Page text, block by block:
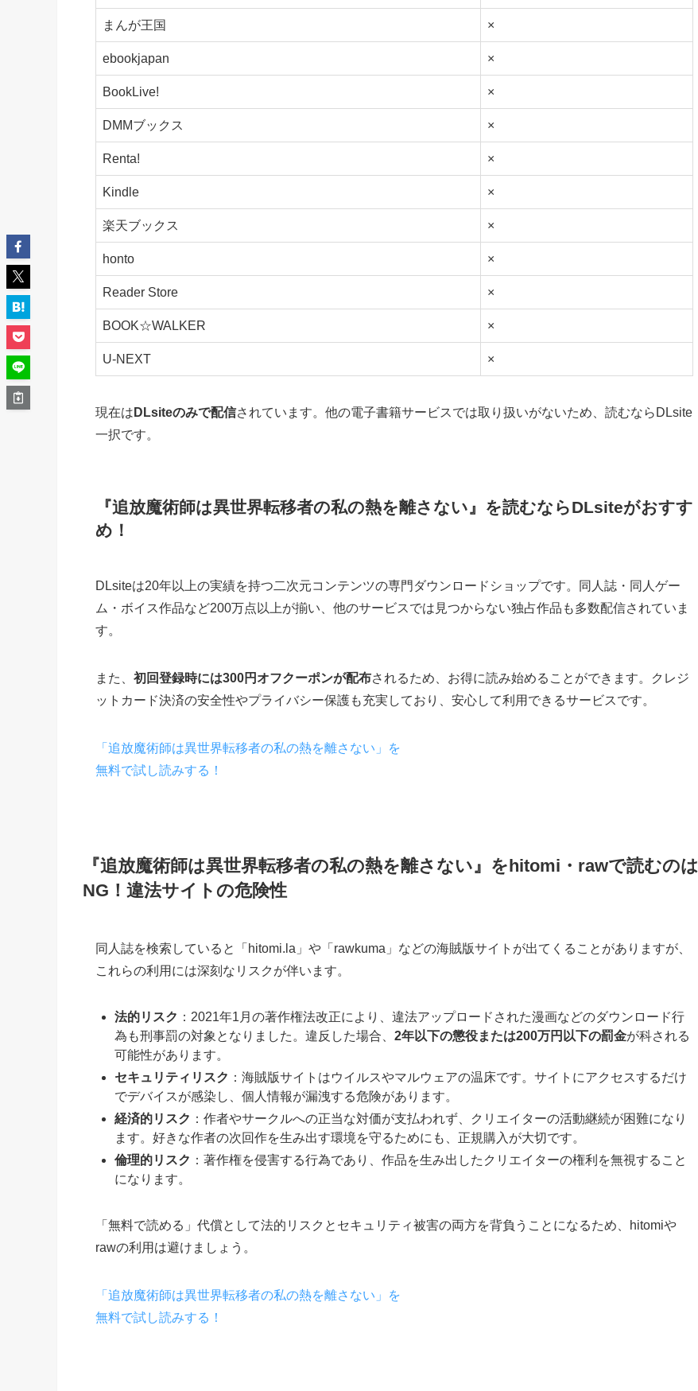
まんが王国 ×
ebookjapan ×
BookLive! ×
DMMブックス ×
Renta! ×
Kindle ×
楽天ブックス ×
honto ×
Reader Store ×
BOOK☆WALKER ×
U-NEXT ×
現在は DLsiteのみで配信されています。他の電子書籍サービスでは取り扱いがないため、読むならDLsite
一択です。
『追放魔術師は異世界転移者の私の熱を離さない』を読むならDLsiteがおすす
め！
DLsiteは20年以上の実績を持つ二次元コンテンツの専門ダウンロードショップです。同人誌・同人ゲー
ム・ボイス作品など200万点以上が揃い、他のサービスでは見つからない独占作品も多数配信されていま
す。
また、 初回登録時には300円オフクーポンが配布されるため、お得に読み始めることができます。クレジ
ットカード決済の安全性やプライバシー保護も充実しており、安心して利用できるサービスです。
「追放魔術師は異世界転移者の私の熱を離さない」を
無料で試し読みする！
『追放魔術師は異世界転移者の私の熱を離さない』をhitomi・rawで読むのは
NG！違法サイトの危険性
同人誌を検索していると「hitomi.la」や「rawkuma」などの海賊版サイトが出てくることがありますが、
これらの利用には深刻なリスクが伴います。
法的リスク ：2021年1月の著作権法改正により、違法アップロードされた漫画などのダウンロード行
為も刑事罰の対象となりました。違反した場合、 2年以下の懲役または200万円以下の罰金が科される
可能性があります。
セキュリティリスク ：海賊版サイトはウイルスやマルウェアの温床です。サイトにアクセスするだけ
でデバイスが感染し、個人情報が漏洩する危険があります。
経済的リスク ：作者やサークルへの正当な対価が支払われず、クリエイターの活動継続が困難になり
ます。好きな作者の次回作を生み出す環境を守るためにも、正規購入が大切です。
倫理的リスク ：著作権を侵害する行為であり、作品を生み出したクリエイターの権利を無視すること
になります。
「無料で読める」代償として法的リスクとセキュリティ被害の両方を背負うことになるため、hitomiや
rawの利用は避けましょう。
「追放魔術師は異世界転移者の私の熱を離さない」を
無料で試し読みする！